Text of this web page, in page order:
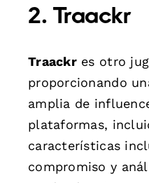
2. Traackr
Traackres otro
proporcionando
amplia de
plataformas,
características
compromiso y